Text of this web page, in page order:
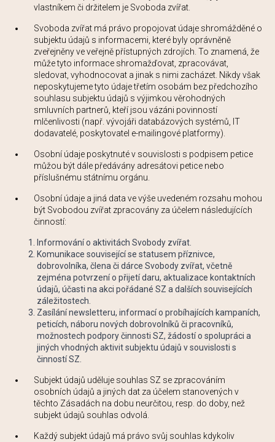
vlastníkem či držitelem je Svoboda zvířat.
Svoboda zvířat má právo propojovat údaje shromážděné o
subjektu údajů s informacemi, které byly oprávněně
zveřejněny ve veřejně přístupných zdrojích. To znamená, že
může tyto informace shromažďovat, zpracovávat,
sledovat, vyhodnocovat a jinak s nimi zacházet. Nikdy však
neposkytujeme tyto údaje třetím osobám bez předchozího
souhlasu subjektu údajů s výjimkou věrohodných
smluvních partnerů, kteří jsou vázáni povinností
mlčenlivosti (např. vývojáři databázových systémů, IT
dodavatelé, poskytovatel e-mailingové platformy).
Osobní údaje poskytnuté v souvislosti s podpisem petice
můžou být dále předávány adresátovi petice nebo
příslušnému státnímu orgánu.
Osobní údaje a jiná data ve výše uvedeném rozsahu mohou
být Svobodou zvířat zpracovány za účelem následujících
činností:
Informování o aktivitách Svobody zvířat.
Komunikace související se statusem příznivce,
dobrovolníka, člena či dárce Svobody zvířat, včetně
zejména potvrzení o přijetí daru, aktualizace kontaktních
údajů, účasti na akci pořádané SZ a dalších souvisejících
záležitostech.
Zasílání newsletteru, informací o probíhajících kampaních,
peticích, náboru nových dobrovolníků či pracovníků,
možnostech podpory činnosti SZ, žádostí o spolupráci a
jiných vhodných aktivit subjektu údajů v souvislosti s
činností SZ.
Subjekt údajů uděluje souhlas SZ se zpracováním
osobních údajů a jiných dat za účelem stanovených v
těchto Zásadách na dobu neurčitou, resp. do doby, než
subjekt údajů souhlas odvolá.
Každý subjekt údajů má právo svůj souhlas kdykoliv